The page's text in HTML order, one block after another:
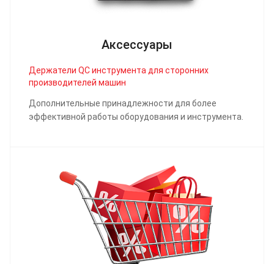
Аксессуары
Держатели QC инструмента для сторонних
производителей машин
Дополнительные принадлежности для более
эффективной работы оборудования и инструмента.